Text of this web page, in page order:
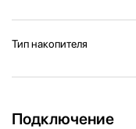
Тип накопителя
Подключение